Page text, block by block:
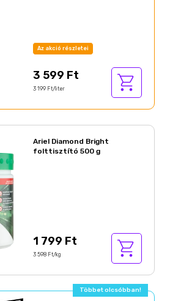
Az akció részletei
3 599 Ft
3 199 Ft/liter
Ariel Diamond Bright
folttisztító 500 g
1 799 Ft
3 598 Ft/kg
Többet olcsóbban!